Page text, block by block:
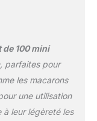
pas besoin
jetées après
qui est très
sacs de
gâteaux
de 100 mini
parfaites pour
les macarons
une utilisation
leur légèreté les